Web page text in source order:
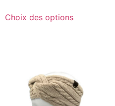
Choix des options